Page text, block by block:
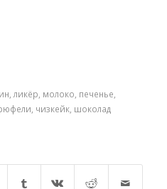
ликёр молоко печенье
чизкейк, шоколад